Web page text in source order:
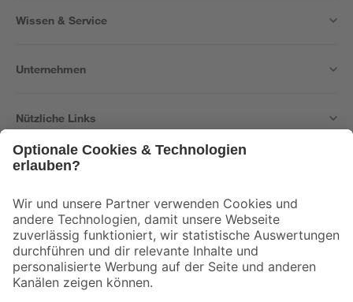
Wissen & Service
Unternehmen
Nützliche Links
Der toom Newsletter: Keine Angebote und Aktionen mehr verpassen!
Zur Newsletter Anmeldung
Folge uns